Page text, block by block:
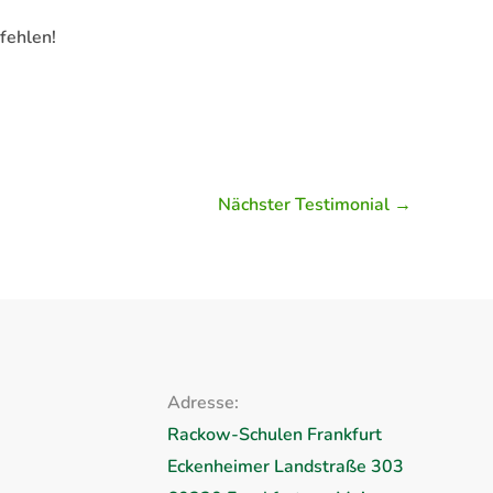
Nächster Testimonial →
Adresse:
Rackow-Schulen Frankfurt
Eckenheimer Landstraße 303